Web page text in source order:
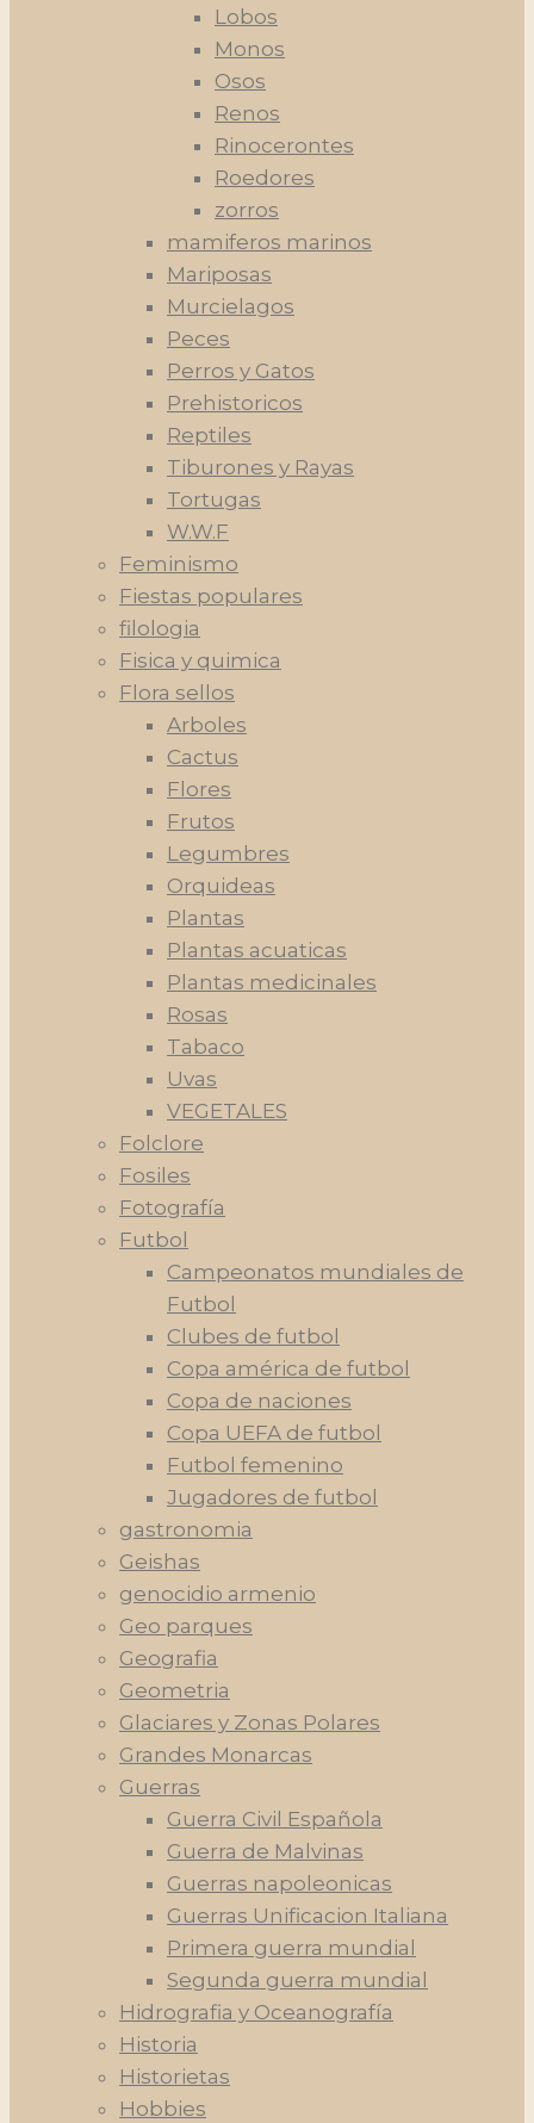
Lobos
Monos
Osos
Renos
Rinocerontes
Roedores
zorros
mamiferos marinos
Mariposas
Murcielagos
Peces
Perros y Gatos
Prehistoricos
Reptiles
Tiburones y Rayas
Tortugas
W.W.F
Feminismo
Fiestas populares
filologia
Fisica y quimica
Flora sellos
Arboles
Cactus
Flores
Frutos
Legumbres
Orquideas
Plantas
Plantas acuaticas
Plantas medicinales
Rosas
Tabaco
Uvas
VEGETALES
Folclore
Fosiles
Fotografía
Futbol
Campeonatos mundiales de
Futbol
Clubes de futbol
Copa américa de futbol
Copa de naciones
Copa UEFA de futbol
Futbol femenino
Jugadores de futbol
gastronomia
Geishas
genocidio armenio
Geo parques
Geografia
Geometria
Glaciares y Zonas Polares
Grandes Monarcas
Guerras
Guerra Civil Española
Guerra de Malvinas
Guerras napoleonicas
Guerras Unificacion Italiana
Primera guerra mundial
Segunda guerra mundial
Hidrografia y Oceanografía
Historia
Historietas
Hobbies